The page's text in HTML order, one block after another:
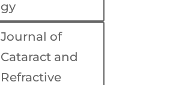
gy
Journal of
Cataract and
Refractive